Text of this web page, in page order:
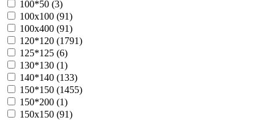
100*50 (3)
100х100 (91)
100х400 (91)
120*120 (1791)
125*125 (6)
130*130 (1)
140*140 (133)
150*150 (1455)
150*200 (1)
150х150 (91)